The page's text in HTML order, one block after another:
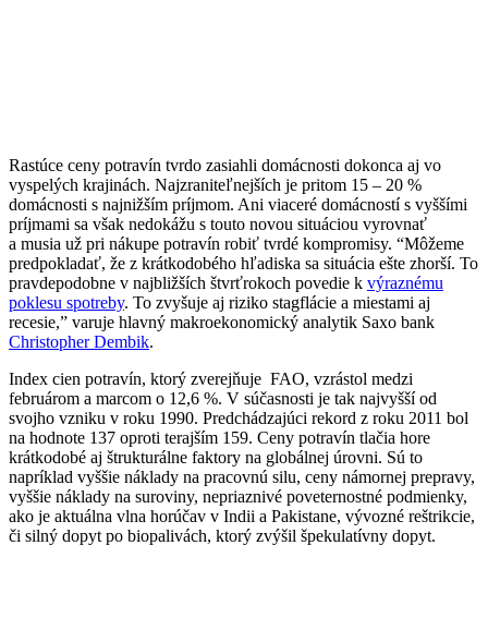
Rastúce ceny potravín tvrdo zasiahli domácnosti dokonca aj vo
vyspelých krajinách. Najzraniteľnejších je pritom 15 – 20 %
domácnosti s najnižším príjmom. Ani viaceré domácností s vyššími
príjmami sa však nedokážu s touto novou situáciou vyrovnať
a musia už pri nákupe potravín robiť tvrdé kompromisy. “Môžeme
predpokladať, že z krátkodobého hľadiska sa situácia ešte zhorší. To
pravdepodobne v najbližších štvrťrokoch povedie k výraznému
poklesu spotreby. To zvyšuje aj riziko stagflácie a miestami aj
recesie,” varuje hlavný makroekonomický analytik Saxo bank
Christopher Dembik.
Index cien potravín, ktorý zverejňuje FAO, vzrástol medzi
februárom a marcom o 12,6 %. V súčasnosti je tak najvyšší od
svojho vzniku v roku 1990. Predchádzajúci rekord z roku 2011 bol
na hodnote 137 oproti terajším 159. Ceny potravín tlačia hore
krátkodobé aj štrukturálne faktory na globálnej úrovni. Sú to
napríklad vyššie náklady na pracovnú silu, ceny námornej prepravy,
vyššie náklady na suroviny, nepriaznivé poveternostné podmienky,
ako je aktuálna vlna horúčav v Indii a Pakistane, vývozné reštrikcie,
či silný dopyt po biopalivách, ktorý zvýšil špekulatívny dopyt.